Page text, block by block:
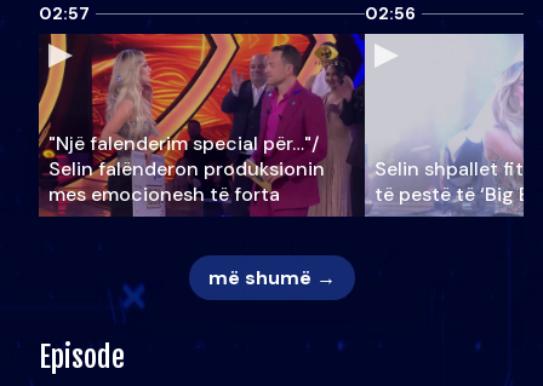
02:57
"Një falenderim special për…"/
Selin falënderon produksionin
mes emocionesh të forta
02:56
Selin shpallet
të pestë të ‘Big
më shumë →
Episode